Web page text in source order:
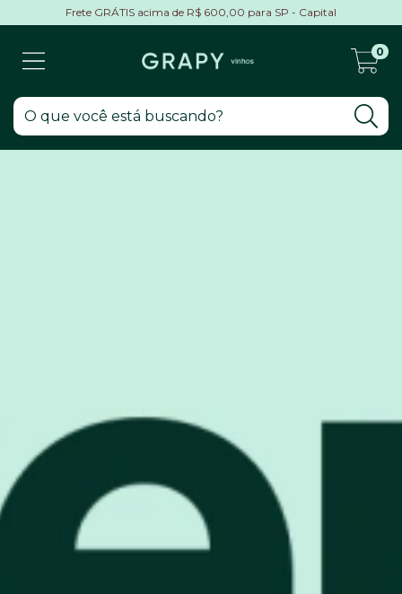
Frete GRÁTIS acima de R$ 600,00 para SP - Capital
0